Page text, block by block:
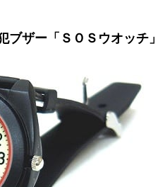
ザー「ＳＯＳウオッチ」